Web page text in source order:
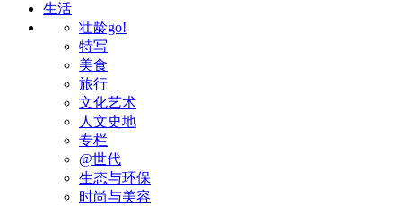
生活
壮龄go!
特写
美食
旅行
文化艺术
人文史地
专栏
@世代
生态与环保
时尚与美容